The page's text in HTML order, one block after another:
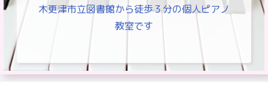
木更津市立図書館から徒歩３分の個人ピアノ
教室です